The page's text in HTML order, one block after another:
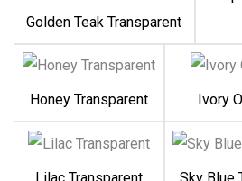
Golden Teak Transparent
Honey Transparent Ivory